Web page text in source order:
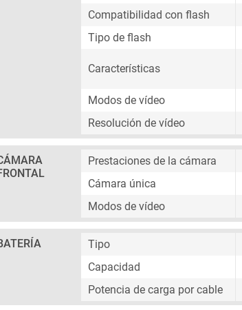
Compatibilidad con flash
Tipo de flash
Características
Modos de vídeo
Resolución de vídeo
Prestaciones de la cámara
Cámara única
Modos de vídeo
Tipo
Capacidad
Potencia de carga por cable